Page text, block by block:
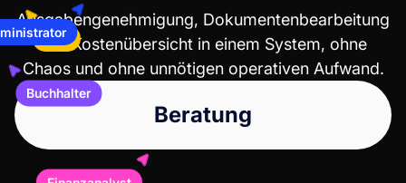
CFO
Ausgabengenehmigung, Dokumentenbearbeitung
und Kostenübersicht in einem System, ohne
Chaos und ohne unnötigen operativen Aufwand.
Buchhalter Beratung